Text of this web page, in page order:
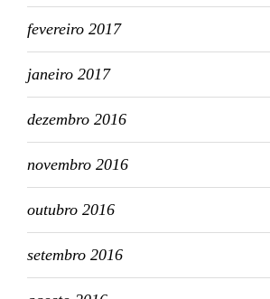
fevereiro 2017
janeiro 2017
dezembro 2016
novembro 2016
outubro 2016
setembro 2016